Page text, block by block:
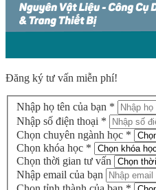
Đăng ký tư vấn miễn phí!
Nhập họ tên của bạn *
Nhập số điện thoại *
Chọn chuyên ngành học *
Chọn khóa học *
Chọn thời gian tư vấn
Nhập email của bạn